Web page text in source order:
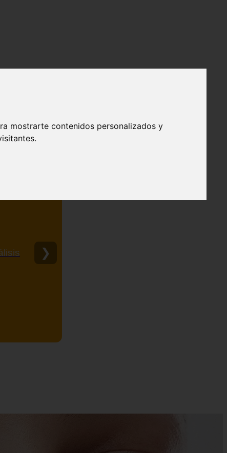
mostrarte contenidos personalizados y
❯